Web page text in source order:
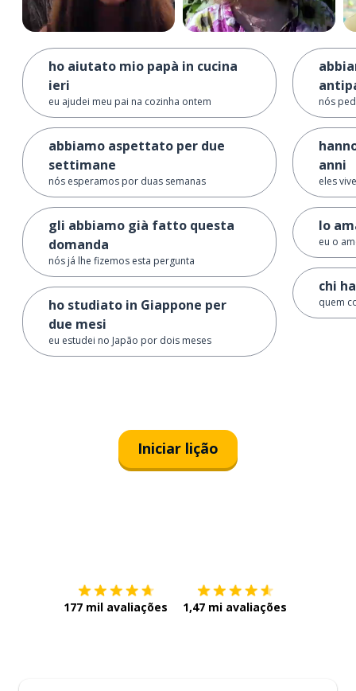
ho aiutato mio papà in cucina
ieri
eu ajudei meu pai na cozinha ontem
abbiamo aspettato per due
settimane
nós esperamos por duas semanas
gli abbiamo già fatto questa
domanda
nós já lhe fizemos esta pergunta
ho studiato in Giappone per
due mesi
eu estudei no Japão por dois meses
nós
anni
eles
lo
eu o
chi
quem
Iniciar lição
177 mil avaliações 1,47 mi avaliações